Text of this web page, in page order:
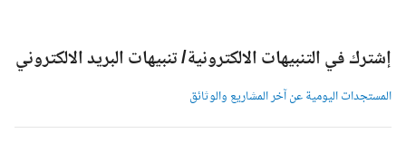
إشترك في التنبيهات الالكترونية/ تنبيهات البريد الالكتروني
المستجدات اليومية عن آخر المشاريع والوثائق